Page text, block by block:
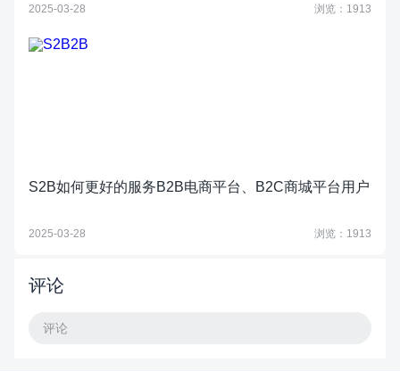
2025-03-28 浏览：1913
S2B如何更好的服务B2B电商平台、B2C商城平台用户
2025-03-28 浏览：1913
评论
评论